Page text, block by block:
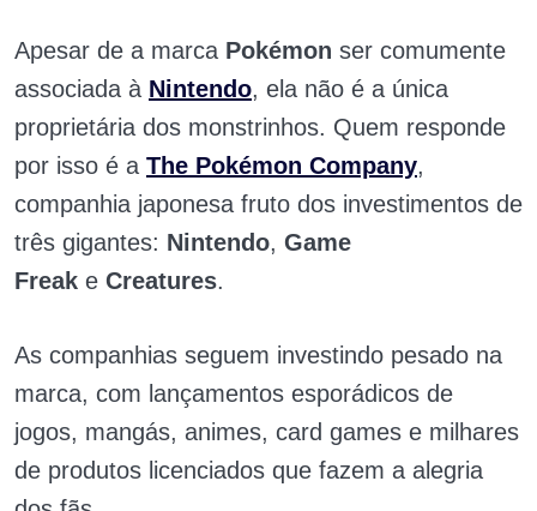
Apesar de a marca Pokémon ser comumente
associada à Nintendo, ela não é a única
proprietária dos monstrinhos. Quem responde
por isso é a The Pokémon Company,
companhia japonesa fruto dos investimentos de
três gigantes: Nintendo, Game
Freak e Creatures.
As companhias seguem investindo pesado na
marca, com lançamentos esporádicos de
jogos, mangás, animes, card games e milhares
de produtos licenciados que fazem a alegria